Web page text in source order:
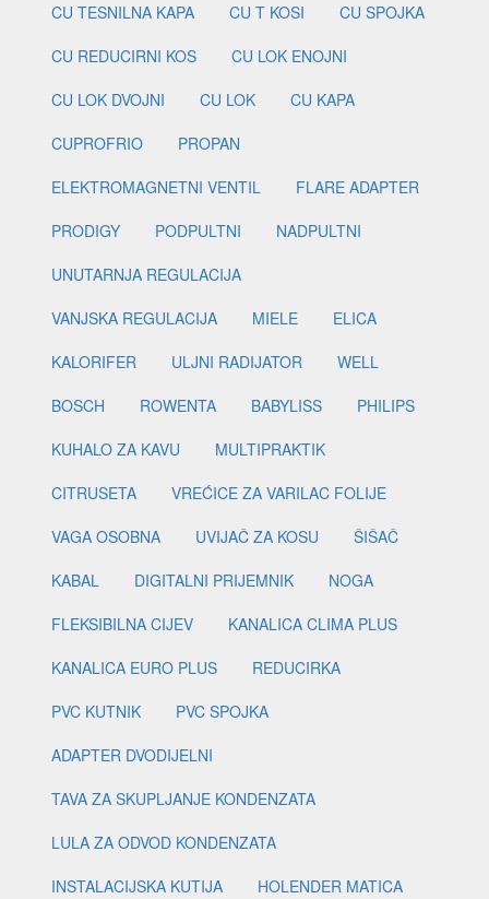
CU TESNILNA KAPA
CU T KOSI
CU SPOJKA
CU REDUCIRNI KOS
CU LOK ENOJNI
CU LOK DVOJNI
CU LOK
CU KAPA
CUPROFRIO
PROPAN
ELEKTROMAGNETNI VENTIL
FLARE ADAPTER
PRODIGY
PODPULTNI
NADPULTNI
UNUTARNJA REGULACIJA
VANJSKA REGULACIJA
MIELE
ELICA
KALORIFER
ULJNI RADIJATOR
WELL
BOSCH
ROWENTA BABYLISS
PHILIPS
KUHALO ZA KAVU
MULTIPRAKTIK
CITRUSETA
VREĆICE ZA VARILAC FOLIJE
VAGA OSOBNA
UVIJAČ ZA KOSU
ŠIŠAČ
KABAL
DIGITALNI PRIJEMNIK
NOGA
FLEKSIBILNA CIJEV
KANALICA CLIMA PLUS
KANALICA EURO PLUS
REDUCIRKA
PVC KUTNIK
PVC SPOJKA
ADAPTER DVODIJELNI
TAVA ZA SKUPLJANJE KONDENZATA
LULA ZA ODVOD KONDENZATA
INSTALACIJSKA KUTIJA
HOLENDER MATICA